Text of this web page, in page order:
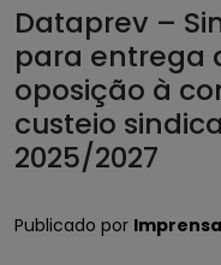
Dataprev –
para entrega
oposição à
custeio
2025/2027
Publicado por Imprensa